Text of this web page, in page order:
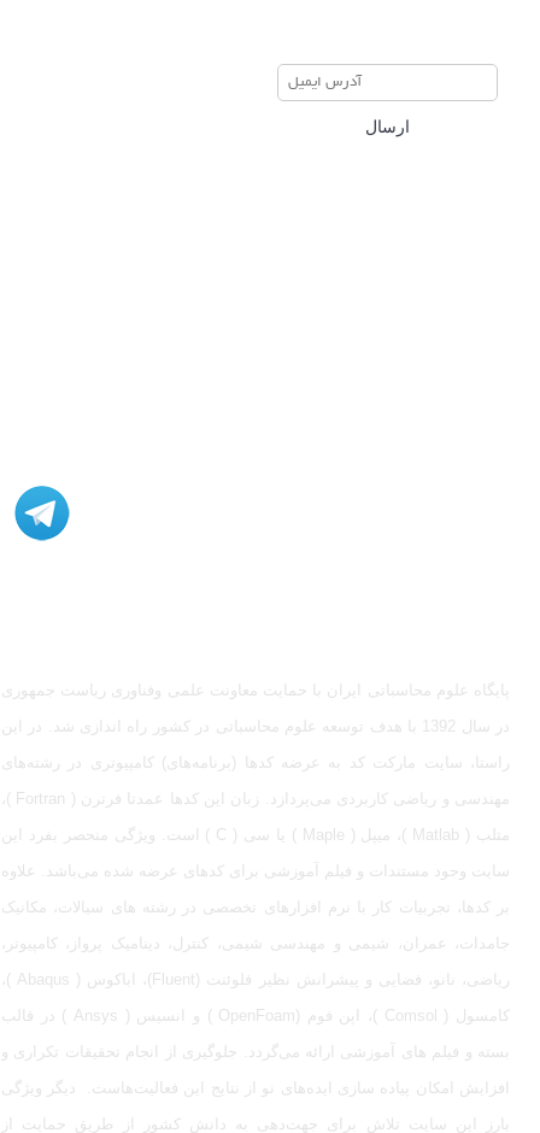
ارسال
پایگاه علوم محاسباتی ایران با حمایت معاونت علمی وفناوری ریاست جمهوری
در سال 1392 با هدف توسعه علوم محاسباتی در کشور راه اندازی شد. در این
راستا، سایت مارکت کد به عرضه کدها (برنامه‌های) کامپیوتری در رشته‌های
مهندسی و ریاضی کاربردی می‌پردازد. زبان این کدها عمدتا فرترن ( Fortran )،
متلب ( Matlab )، میپل ( Maple ) یا سی ( C ) است. ویژگی منحصر بفرد این
سایت وجود مستندات و فیلم آموزشی برای کدهای عرضه شده می‌باشد. علاوه
بر کدها، تجربیات کار با نرم افزارهای تخصصی در رشته های سیالات، مکانیک
جامدات، عمران، شیمی و مهندسی شیمی، کنترل، دینامیک پرواز، کامپیوتر،
ریاضی، نانو، فضایی و پیشرانش نظیر فلوئنت (Fluent)، اباکوس ( Abaqus )،
کامسول ( Comsol )، اپن فوم (OpenFoam ) و انسیس ( Ansys ) در قالب
بسته‌ و فیلم های آموزشی ارائه می‌گردد. جلوگیری از انجام تحقیقات تکراری و
افزایش امکان پیاده سازی ایده‌های نو از نتایج این فعالیت‌هاست. دیگر ویژگی
بارز این سایت تلاش برای جهت‌دهی به دانش کشور از طریق حمایت از